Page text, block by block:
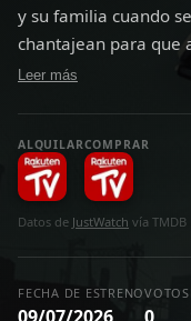
y su familia cuando
chantajean para que
para salvarlo. A
criminal, la
desenmaraña una
tomar una decisión
siempre.
Leer más
ALQUILARCOMPRAR
Datos de JustWatch vía TMDB
FECHA DE ESTRENOVOTOS